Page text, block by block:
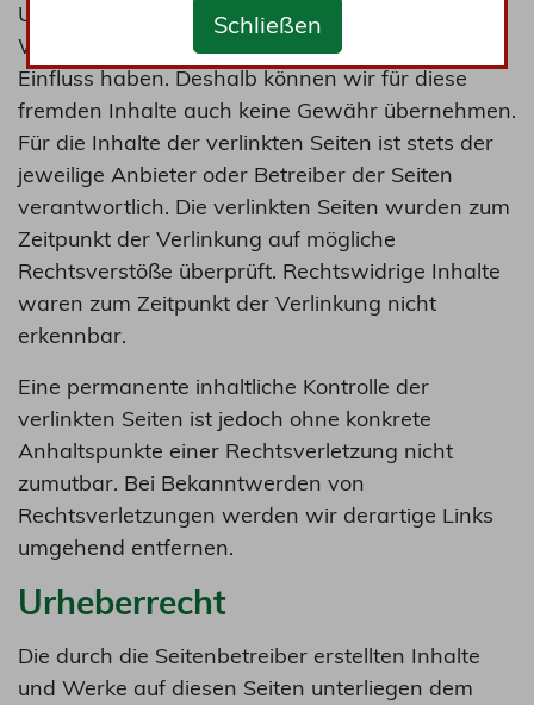
Schließen
Unser Angebot enthält Links zu externen
Websites Dritter, auf deren Inhalte wir keinen
Einfluss haben. Deshalb können wir für diese
fremden Inhalte auch keine Gewähr übernehmen.
Für die Inhalte der verlinkten Seiten ist stets der
jeweilige Anbieter oder Betreiber der Seiten
verantwortlich. Die verlinkten Seiten wurden zum
Zeitpunkt der Verlinkung auf mögliche
Rechtsverstöße überprüft. Rechtswidrige Inhalte
waren zum Zeitpunkt der Verlinkung nicht
erkennbar.
Eine permanente inhaltliche Kontrolle der
verlinkten Seiten ist jedoch ohne konkrete
Anhaltspunkte einer Rechtsverletzung nicht
zumutbar. Bei Bekanntwerden von
Rechtsverletzungen werden wir derartige Links
umgehend entfernen.
Urheberrecht
Die durch die Seitenbetreiber erstellten Inhalte
und Werke auf diesen Seiten unterliegen dem